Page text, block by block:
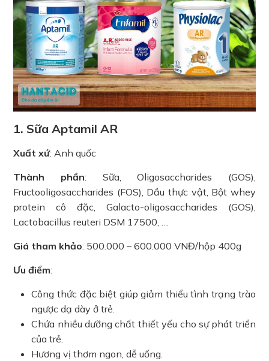
1. Sữa Aptamil AR
Xuất xứ: Anh quốc
Thành phần: Sữa, Oligosaccharides (GOS),
Fructooligosaccharides (FOS), Dầu thực vật, Bột whey
protein cô đặc, Galacto-oligosaccharides (GOS),
Lactobacillus reuteri DSM 17500, …
Giá tham khảo: 500.000 – 600.000 VNĐ/hộp 400g
Ưu điểm:
Công thức đặc biệt giúp giảm thiểu tình trạng trào
ngược dạ dày ở trẻ.
Chứa nhiều dưỡng chất thiết yếu cho sự phát triển
của trẻ.
Hương vị thơm ngon, dễ uống.